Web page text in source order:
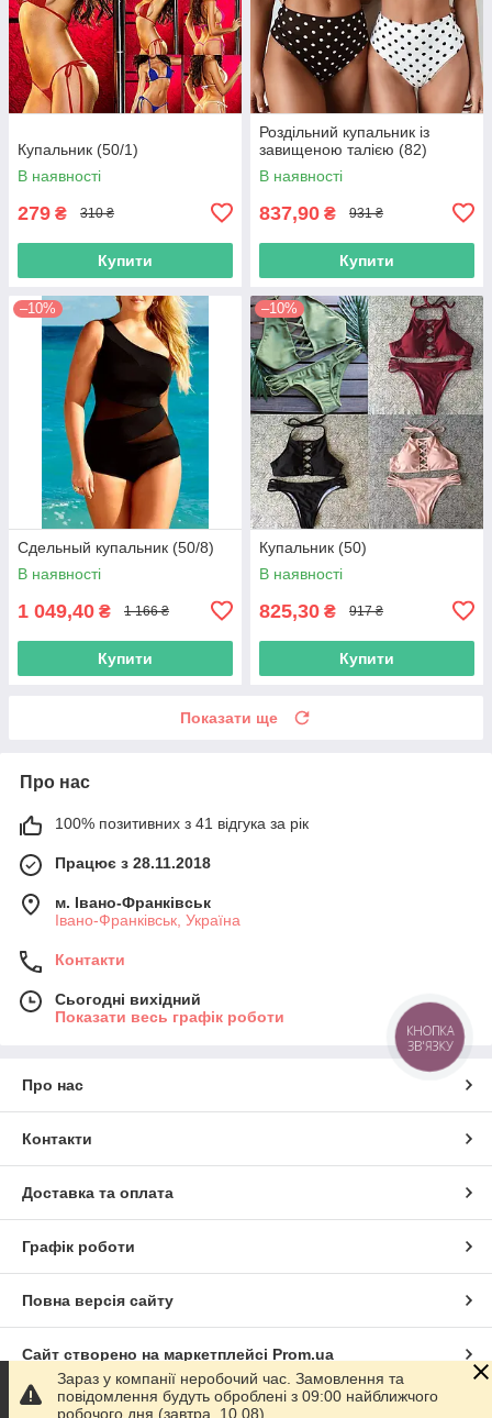
Купальник (50/1)
В наявності
279 ₴ 310 ₴
Купити
Роздільний купальник із
завищеною талією (82)
В наявності
837,90 ₴ 931 ₴
Купити
–10%
Сдельный купальник (50/8)
В наявності
1 049,40 ₴ 1 166 ₴
Купити
–10%
Купальник (50)
В наявності
825,30 ₴ 917 ₴
Купити
Показати ще
Про нас
100% позитивних з 41 відгука за рік
Працює з 28.11.2018
м. Івано-Франківськ
Івано-Франківськ, Україна
Контакти
Сьогодні вихідний
Показати весь графік роботи
Про нас
Контакти
Доставка та оплата
Графік роботи
Повна версія сайту
Сайт створено на маркетплейсі Prom.ua
Політика конфіденційності
Зараз у компанії неробочий час. Замовлення та
повідомлення будуть оброблені з 09:00 найближчого
робочого дня (завтра, 10.08).
КНОПКА
ЗВ'ЯЗКУ